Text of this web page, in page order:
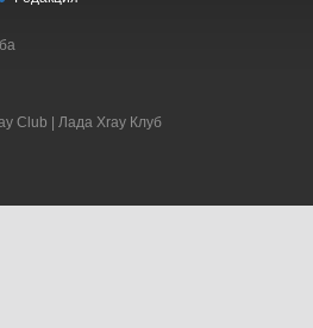
Club | Лада Xray Клуб